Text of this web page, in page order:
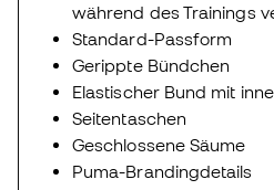
während des Trainings
Standard-Passform
Gerippte Bündchen
Elastischer Bund mit
Seitentaschen
Geschlossene Säume
Puma-Brandingdetails